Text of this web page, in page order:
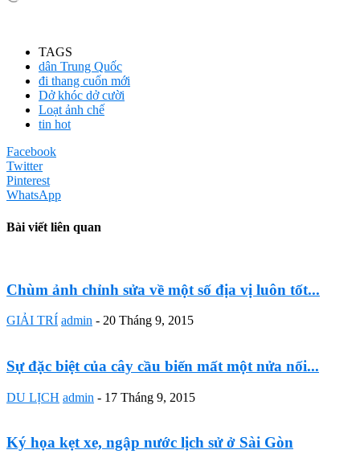
TAGS
dân Trung Quốc
đi thang cuốn mới
Dở khóc dở cười
Loạt ảnh chế
tin hot
Facebook
Twitter
Pinterest
WhatsApp
Bài viết liên quan
Chùm ảnh chỉnh sửa về một số địa vị luôn tốt...
GIẢI TRÍ admin - 20 Tháng 9, 2015
Sự đặc biệt của cây cầu biến mất một nửa nối...
DU LỊCH admin - 17 Tháng 9, 2015
Ký họa kẹt xe, ngập nước lịch sử ở Sài Gòn